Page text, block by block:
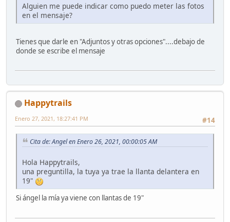
Alguien me puede indicar como puedo meter las fotos
en el mensaje?
Tienes que darle en "Adjuntos y otras opciones"....debajo de
donde se escribe el mensaje
Happytrails
#14
Enero 27, 2021, 18:27:41 PM
Cita de: Angel en Enero 26, 2021, 00:00:05 AM
Hola Happytrails,
una preguntilla, la tuya ya trae la llanta delantera en
19"
Si ángel la mía ya viene con llantas de 19"